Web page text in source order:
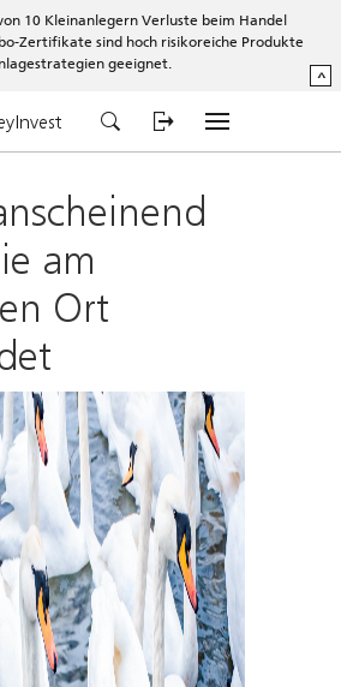
10 Kleinanlegern Verluste beim Handel
Zertifikate sind hoch risikoreiche Produkte
geeignet.
^
am
Ort